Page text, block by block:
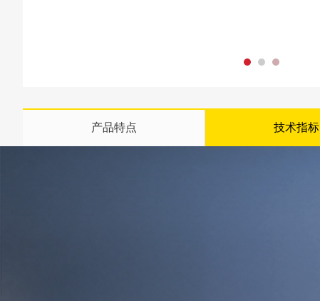
产品特点 技术指标